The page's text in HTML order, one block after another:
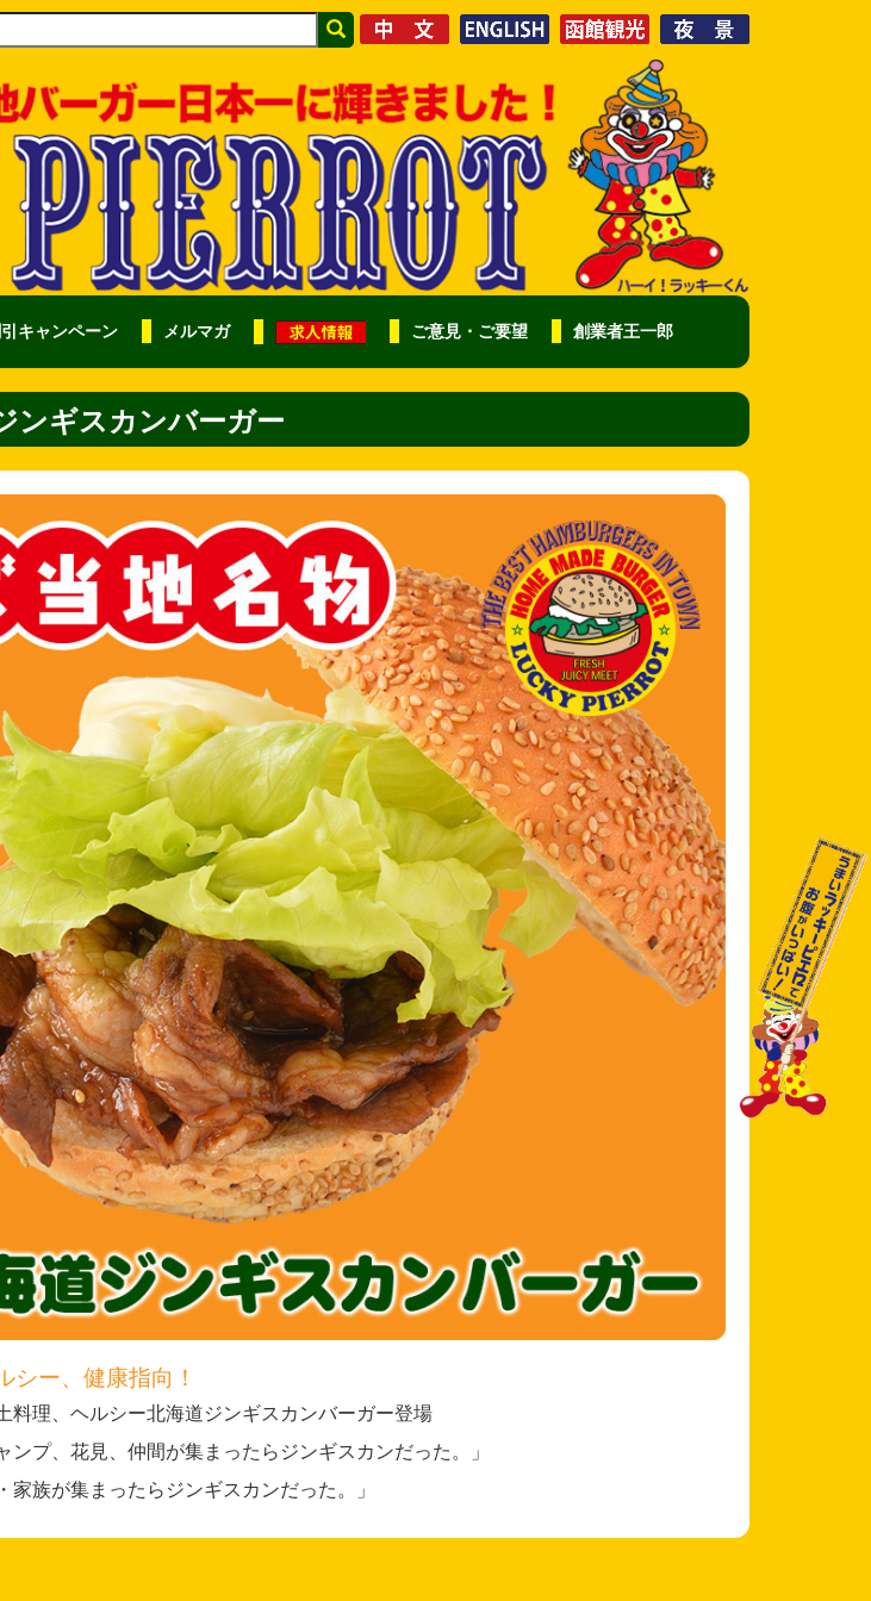
キャンペーン メルマガ ご意見・ご要望 創業者王一郎
ンギスカンバーガー
シー、健康指向！
料理、ヘルシー北海道ジンギスカンバーガー登場
ンプ、花見、仲間が集まったらジンギスカンだった。」
家族が集まったらジンギスカンだった。」